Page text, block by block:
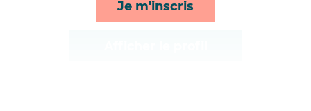
Je m'inscris